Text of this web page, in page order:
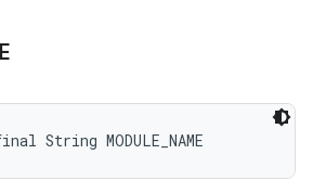
String MODULE_NAME